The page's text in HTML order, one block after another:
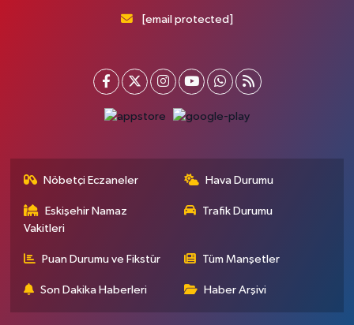
[email protected]
Nöbetçi Eczaneler Hava Durumu
Eskişehir Namaz
Vakitleri
Trafik Durumu
Puan Durumu ve Fikstür Tüm Manşetler
Son Dakika Haberleri Haber Arşivi